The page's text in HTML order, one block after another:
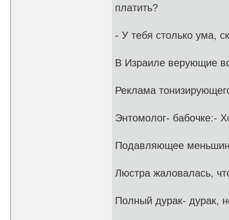
платить?
- У тебя столько ума,
В Израиле верующие
Реклама
Энтомолог- бабочке:-
Подавляющее
Люстра жаловалась,
Полный дурак- дурак,